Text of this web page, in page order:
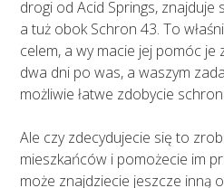
drogi od Acid Springs, znajduje
a tuż obok Schron 43. To
celem, a wy macie jej pomóc je
dwa dni po was, a waszym
możliwie łatwe zdobycie
Ale czy zdecydujecie się to
mieszkańców i pomożecie im
może znajdziecie jeszcze inną